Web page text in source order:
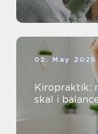
02. May 2026
Kiropraktik:
skal i